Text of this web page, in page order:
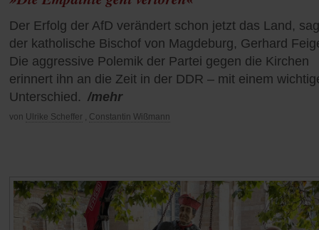
Der Erfolg der AfD verändert schon jetzt das Land,
der katholische Bischof von Magdeburg, Gerhard
Die aggressive Polemik der Partei gegen die Kirchen
erinnert ihn an die Zeit in der DDR – mit einem
Unterschied. /mehr
von Ulrike Scheffer , Constantin Wißmann